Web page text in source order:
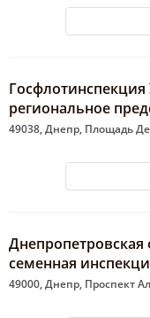
региональное
49038, Днепр, Площадь
Днепропетровская
семенная
49000, Днепр, Проспект